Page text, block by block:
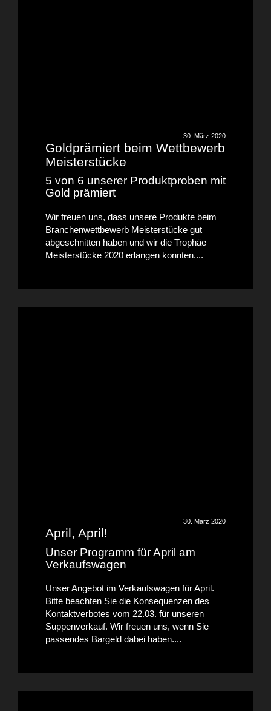
30. März 2020
Goldprämiert beim Wettbewerb
Meisterstücke
5 von 6 unserer Produktproben mit
Gold prämiert
Wir freuen uns, dass unsere Produkte beim
Branchenwettbewerb Meisterstücke gut
abgeschnitten haben und wir die Trophäe
Meisterstücke 2020 erlangen konnten....
30. März 2020
April, April!
Unser Programm für April am
Verkaufswagen
Unser Angebot im Verkaufswagen für April.
Bitte beachten Sie die Konsequenzen des
Kontaktverbotes vom 22.03. für unseren
Suppenverkauf. Wir freuen uns, wenn Sie
passendes Bargeld dabei haben....